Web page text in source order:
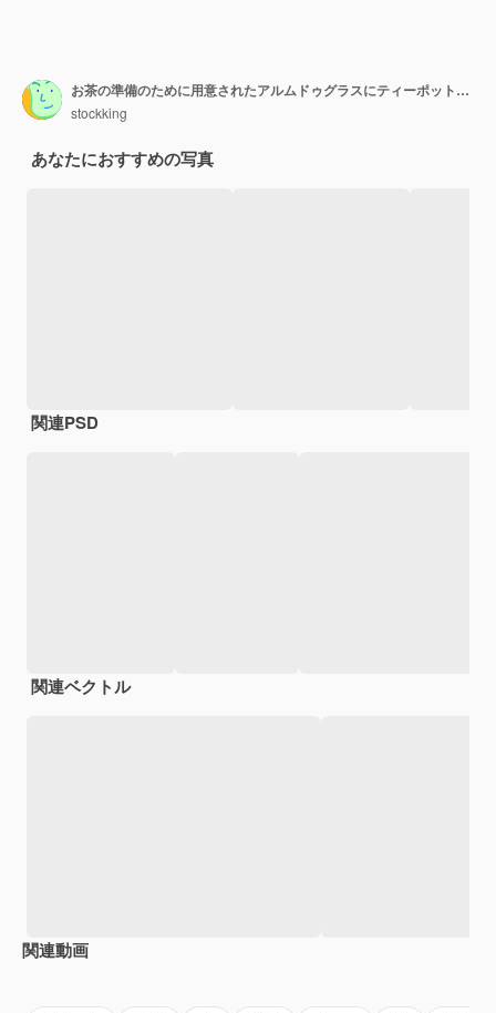
お茶の準備のために用意されたアルムドゥグラスにティーポットからお茶を注ぐ男
stockking
あなたにおすすめの写真
関連PSD
関連ベクトル
関連動画